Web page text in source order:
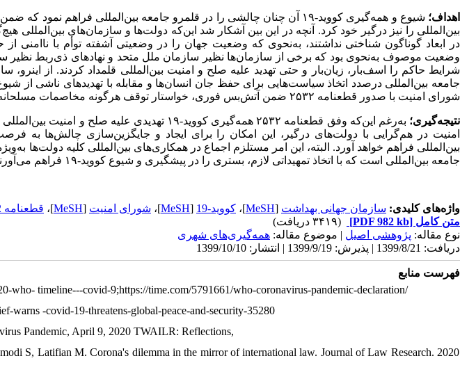
اهداف؛
شیوع و همه‌گیری کووید-۱۹ آن چنان چالشی را در قلمرو جامعه بین‌المللی فراهم
بین‌المللی را نیز درگیر خود کرد. آنچه در این بین آشکار شد این‌که دولت‌ها و سازمان‌های بین‌المللی
در ابعاد گوناگون شناختی نداشتند، به‌نحوی که وضعیت جهان را در وضعیتی آشفته توأم با
وضعیت موصوف به‌نحوی بود که برخی از سازمان‌ها نظیر سازمان ملل متحد و نهادهای ذی‌ربط نظیر
شرایط حاکم را اسف‌بار، زیان‌بار و حتی تهدید علیه صلح و امنیت بین‌المللی قلمداد کردند. از اینرو،
شورای امنیت با صدور قطعنامه ۲۵۳۲ ضمن آتش‌بس فوری، خواستار توقف هرگونه مخاصمات مسلحانه در کشورهای درگیر شد.
نتیجه‌گیری؛
به‌رغم این‌که وفق قطعنامه ۲۵۳۲ همه‌گیری کووید-۱۹
امنیت در هم‌گرایی با دولت‌های درگیر، این امکان را برای ایجاد و جایگزین‌سازی چالش‌ها به
بین‌المللی فراهم خواهد آورد. البته، این امر مستلزم اجماع در همکاری‌های بین‌المللی کلیه دولت‌ها
جامعه بین‌المللی است که با اتخاذ تمهیداتی لازم، بستری را در پیشگیری و شیوع کووید-۱۹ فراهم می‌آورند.
واژه‌های کلیدی: سازمان جهانی بهداشت [
MeSH]، کووید-19 [
MeSH]، شورای امنیت [
MeSH]، قطعنامه 2532
متن کامل [PDF 982 kb]
(۳۴۱۹ دریافت)
نوع مقاله: پژوهشی اصيل | موضوع مقاله: همه‌گيری‌های شهری
دریافت: 1399/8/21 | پذیرش: 1399/9/19 | انتشار: 1399/10/10
فهرست منابع
who- timeline---covid-9;https://time.com/5791661/who-coronavirus-pandemic-declaration/
warns -covid-19-threatens-global-peace-and-security-35280
Pandemic, April 9, 2020 TWAILR: Reflections,
S, Latifian M. Corona's dilemma in the mirror of international law. Journal of Law Research. 2020